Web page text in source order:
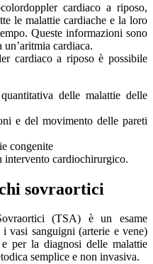
cardiaco a riposo,
le malattie cardiache e la loro
Queste informazioni sono
cardiaca.
cardiaco a riposo è possibile
delle malattie delle
e del movimento delle pareti
congenite
intervento cardiochirurgico.
sovraortici
(TSA) è un esame
vasi sanguigni (arterie e vene)
per la diagnosi delle malattie
semplice e non invasiva.